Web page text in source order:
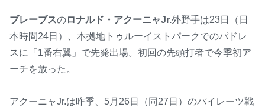
ブレーブスのロナルド・アクーニャJr.外野手は23日（日
本時間24日）、本拠地トゥルーイストパークでのパドレ
スに「1番右翼」で先発出場。初回の先頭打者で今季初ア
ーチを放った。
アクーニャJr.は昨季、5月26日（同27日）のパイレーツ戦